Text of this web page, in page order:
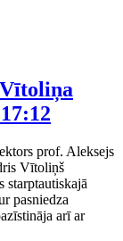
prof. Aleksejs
Vītoliņš
starptautiskajā
pasniedza
arī ar